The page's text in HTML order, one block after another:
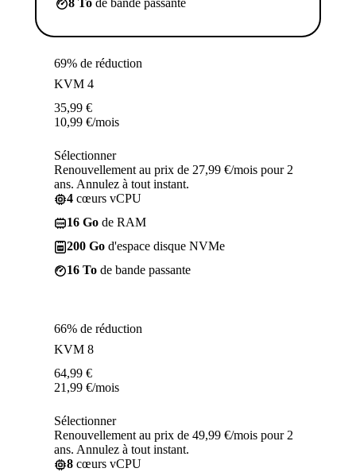
8 To de bande passante
69% de réduction
KVM 4
35,99 €
10,99 €/mois
Sélectionner
Renouvellement au prix de 27,99 €/mois pour 2
ans. Annulez à tout instant.
4 cœurs vCPU
16 Go de RAM
200 Go d'espace disque NVMe
16 To de bande passante
66% de réduction
KVM 8
64,99 €
21,99 €/mois
Sélectionner
Renouvellement au prix de 49,99 €/mois pour 2
ans. Annulez à tout instant.
8 cœurs vCPU